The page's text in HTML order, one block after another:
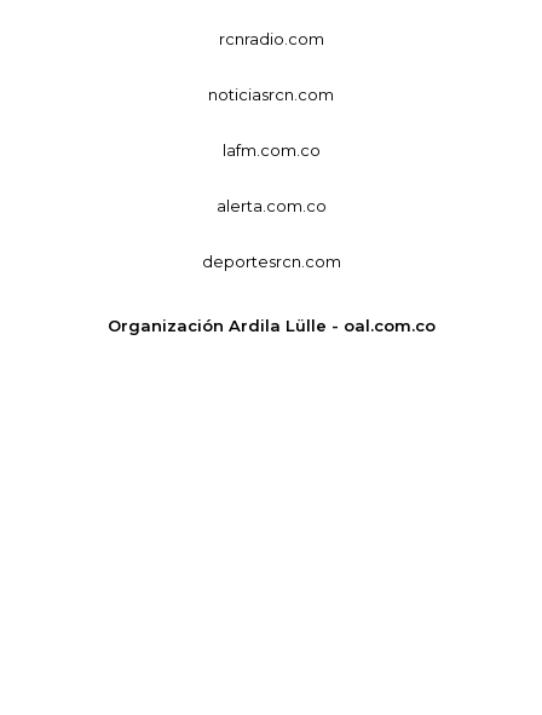
rcnradio.com
noticiasrcn.com
lafm.com.co
alerta.com.co
deportesrcn.com
Organización Ardila Lülle - oal.com.co